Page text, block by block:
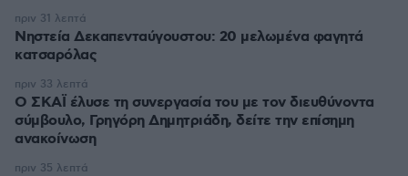
Νηστεία Δεκαπενταύγουστου: 20 μελωμένα φαγητά
κατσαρόλας
πριν 31 λεπτά
Ο ΣΚΑΪ έλυσε τη συνεργασία του με τον διευθύνοντα
σύμβουλο, Γρηγόρη Δημητριάδη, δείτε την επίσημη
ανακοίνωση
πριν 33 λεπτά
πριν 35 λεπτά